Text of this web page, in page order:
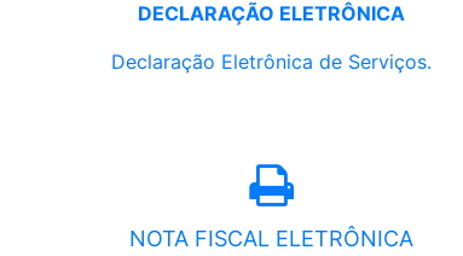
DECLARAÇÃO ELETRÔNICA
Declaração Eletrônica de Serviços.
NOTA FISCAL ELETRÔNICA